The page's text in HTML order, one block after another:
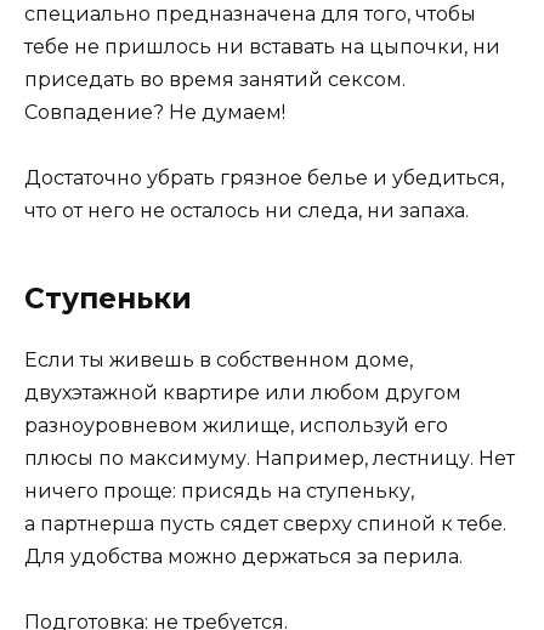
специально предназначена для того, чтобы
тебе не пришлось ни вставать на цыпочки, ни
приседать во время занятий сексом.
Совпадение? Не думаем!
Достаточно убрать грязное белье и убедиться,
что от него не осталось ни следа, ни запаха.
Ступеньки
Если ты живешь в собственном доме,
двухэтажной квартире или любом другом
разноуровневом жилище, используй его
плюсы по максимуму. Например, лестницу. Нет
ничего проще: присядь на ступеньку,
а партнерша пусть сядет сверху спиной к тебе.
Для удобства можно держаться за перила.
Подготовка: не требуется.